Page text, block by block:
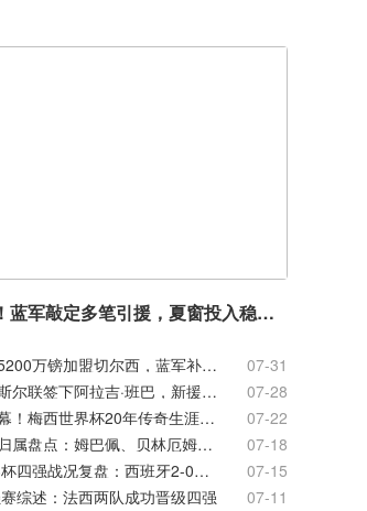
切尔西持续补强！蓝军敲定多笔引援，夏窗投入稳居英超前列
官宣！拉克鲁瓦5200万镑加盟切尔西，蓝军补强后防线
07-31
官方官宣！纽卡斯尔联签下阿拉吉·班巴，新援身披8号战袍
07-28
六届征程完美落幕！梅西世界杯20年传奇生涯完整回顾
07-22
世界杯明星欧冠归属盘点：姆巴佩、贝林厄姆新赛季欧战前景
07-18
2026美加墨世界杯四强战况复盘：西班牙2-0法国率先闯入决赛
07-15
综述：法西两队成功晋级四强
07-11